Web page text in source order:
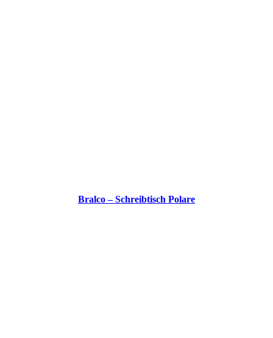
Bralco – Schreibtisch Polare